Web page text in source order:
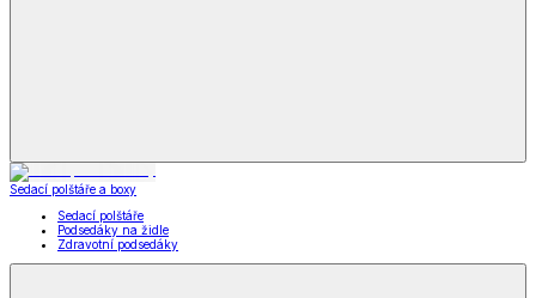
Sedací polštáře a boxy
Sedací polštáře
Podsedáky na židle
Zdravotní podsedáky